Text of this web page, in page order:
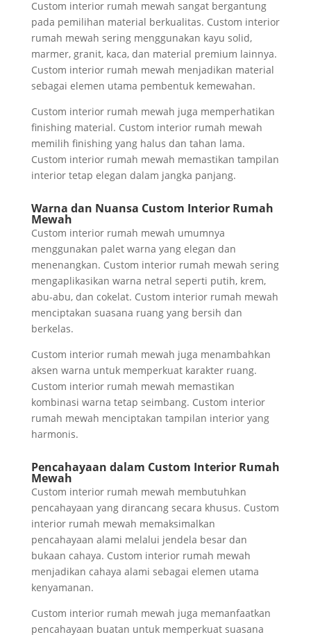
Custom interior rumah mewah sangat bergantung
pada pemilihan material berkualitas. Custom interior
rumah mewah sering menggunakan kayu solid,
marmer, granit, kaca, dan material premium lainnya.
Custom interior rumah mewah menjadikan material
sebagai elemen utama pembentuk kemewahan.
Custom interior rumah mewah juga memperhatikan
finishing material. Custom interior rumah mewah
memilih finishing yang halus dan tahan lama.
Custom interior rumah mewah memastikan tampilan
interior tetap elegan dalam jangka panjang.
Warna dan Nuansa Custom Interior Rumah
Mewah
Custom interior rumah mewah umumnya
menggunakan palet warna yang elegan dan
menenangkan. Custom interior rumah mewah sering
mengaplikasikan warna netral seperti putih, krem,
abu-abu, dan cokelat. Custom interior rumah mewah
menciptakan suasana ruang yang bersih dan
berkelas.
Custom interior rumah mewah juga menambahkan
aksen warna untuk memperkuat karakter ruang.
Custom interior rumah mewah memastikan
kombinasi warna tetap seimbang. Custom interior
rumah mewah menciptakan tampilan interior yang
harmonis.
Pencahayaan dalam Custom Interior Rumah
Mewah
Custom interior rumah mewah membutuhkan
pencahayaan yang dirancang secara khusus. Custom
interior rumah mewah memaksimalkan
pencahayaan alami melalui jendela besar dan
bukaan cahaya. Custom interior rumah mewah
menjadikan cahaya alami sebagai elemen utama
kenyamanan.
Custom interior rumah mewah juga memanfaatkan
pencahayaan buatan untuk memperkuat suasana